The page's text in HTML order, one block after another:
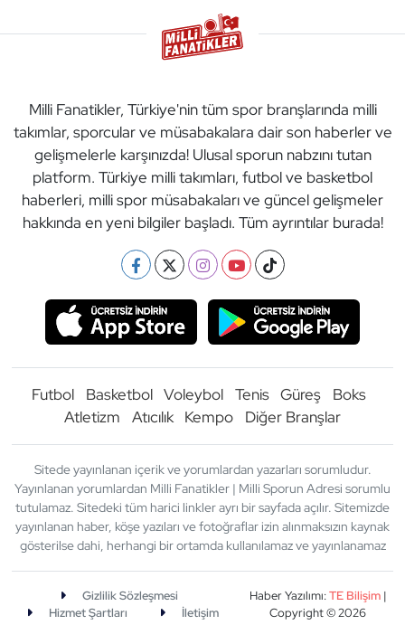
Milli Fanatikler, Türkiye'nin tüm spor branşlarında milli
takımlar, sporcular ve müsabakalara dair son haberler ve
gelişmelerle karşınızda! Ulusal sporun nabzını tutan
platform. Türkiye milli takımları, futbol ve basketbol
haberleri, milli spor müsabakaları ve güncel gelişmeler
hakkında en yeni bilgiler başladı. Tüm ayrıntılar burada!
Futbol Basketbol Voleybol Tenis Güreş
Boks
Atletizm
Atıcılık Kempo Diğer Branşlar
Sitede yayınlanan içerik ve yorumlardan yazarları sorumludur.
Yayınlanan yorumlardan Milli Fanatikler | Milli Sporun Adresi sorumlu
tutulamaz. Sitedeki tüm harici linkler ayrı bir sayfada açılır. Sitemizde
yayınlanan haber, köşe yazıları ve fotoğraflar izin alınmaksızın kaynak
gösterilse dahi, herhangi bir ortamda kullanılamaz ve yayınlanamaz
Gizlilik Sözleşmesi
Hizmet Şartları
İletişim
Haber Yazılımı:TE Bilişim|
Copyright © 2026
Genel
Golf
Güreş
Hava Sporları
Hentbol
İşitme Engelli Sporcular
Kano ve Rafting
Karate
Kayak